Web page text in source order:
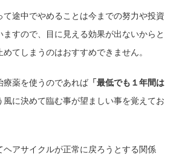
途中でやめることは今までの努力や投資
すので、目に見える効果が出ないからと
てしまうのはおすすめできません。
療薬を使うのであれば「最低でも１年間は
風に決めて臨む事が望ましい事を覚えてお
ヘアサイクルが正常に戻ろうとする関係